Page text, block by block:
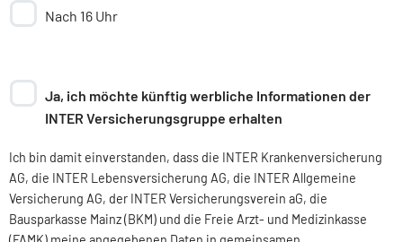
Nach 16 Uhr
Ja, ich möchte künftig werbliche Informationen der
INTER Versicherungsgruppe erhalten
Ich bin damit einverstanden, dass die INTER Krankenversicherung
AG, die INTER Lebensversicherung AG, die INTER Allgemeine
Versicherung AG, der INTER Versicherungsverein aG, die
Bausparkasse Mainz (BKM) und die Freie Arzt- und Medizinkasse